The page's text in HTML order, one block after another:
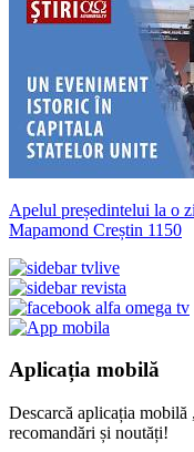
Apelul președintelui la o
Mapamond Creștin 1150
Aplicația mobilă
Descarcă aplicația
recomandări și noutăți!